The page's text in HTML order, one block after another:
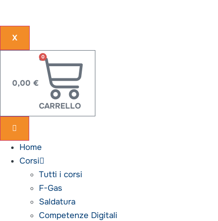
X
0,00 €
0
CARRELLO
Home
Corsi
Tutti i corsi
F-Gas
Saldatura
Competenze Digitali